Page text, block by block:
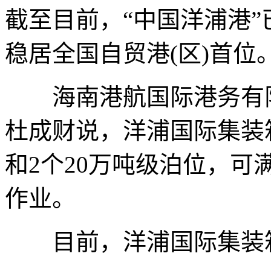
截至目前，“中国洋浦港
稳居全国自贸港(区)首位
海南港航国际港务有
杜成财说，洋浦国际集
和2个20万吨级泊位，可
作业。
目前，洋浦国际集装